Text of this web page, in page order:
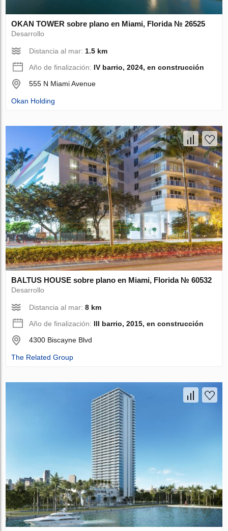
OKAN TOWER sobre plano en Miami, Florida № 26525
Desarrollo
Distancia al mar:1.5 km
Año de finalización: IV barrio, 2024, en construcción
555 N Miami Avenue
Okan Holding
BALTUS HOUSE sobre plano en Miami, Florida № 60532
Desarrollo
Distancia al mar:8 km
Año de finalización: III barrio, 2015, en construcción
4300 Biscayne Blvd
The Related Group